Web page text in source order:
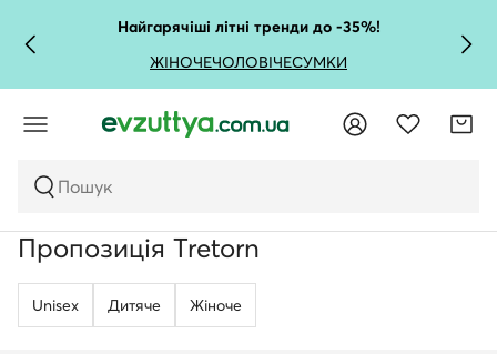
Найгарячіші літні тренди до -35%!
ЖІНОЧЕЧОЛОВІЧЕСУМКИ
Пошук
Пропозиція Tretorn
Unisex Дитяче Жіноче